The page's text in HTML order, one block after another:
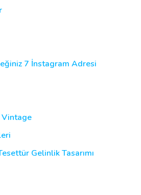
7 İnstagram Adresi
Vintage
Gelinlik Tasarımı